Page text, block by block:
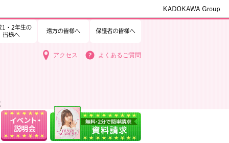
遠方の皆様へ
中学3年生の皆様へ
2年生の皆様へ
よくあるご質問
アクセス